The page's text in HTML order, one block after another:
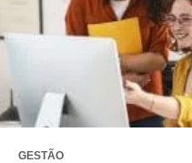
GESTÃO